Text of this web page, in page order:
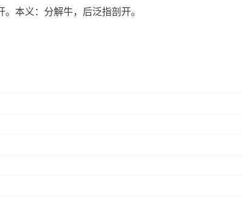
本义：分解牛，后泛指剖开。